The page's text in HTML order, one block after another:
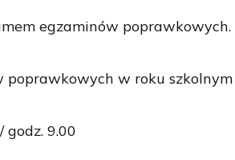
egzaminów poprawkowych.
poprawkowych w roku
9.00